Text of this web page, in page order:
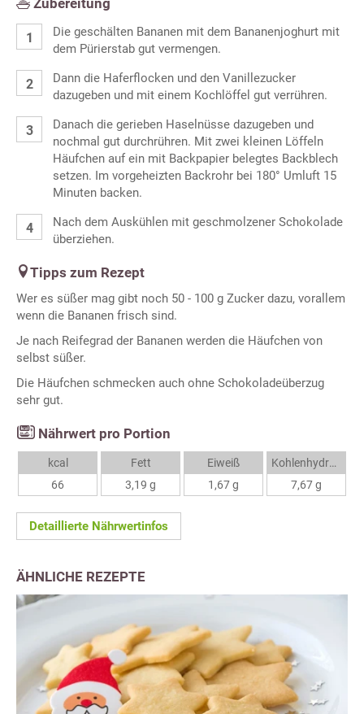
Zubereitung
Die geschälten Bananen mit dem Bananenjoghurt mit
dem Pürierstab gut vermengen.
Dann die Haferflocken und den Vanillezucker
dazugeben und mit einem Kochlöffel gut verrühren.
Danach die gerieben Haselnüsse dazugeben und
nochmal gut durchrühren. Mit zwei kleinen Löffeln
Häufchen auf ein mit Backpapier belegtes Backblech
setzen. Im vorgeheizten Backrohr bei 180° Umluft 15
Minuten backen.
Nach dem Auskühlen mit geschmolzener Schokolade
überziehen.
Tipps zum Rezept
Wer es süßer mag gibt noch 50 - 100 g Zucker dazu, vorallem
wenn die Bananen frisch sind.
Je nach Reifegrad der Bananen werden die Häufchen von
selbst süßer.
Die Häufchen schmecken auch ohne Schokoladeüberzug
sehr gut.
Nährwert pro Portion
kcal
66
Fett
3,19 g
Eiweiß
1,67 g
Kohlenhydrate
7,67 g
Detaillierte Nährwertinfos
ÄHNLICHE REZEPTE